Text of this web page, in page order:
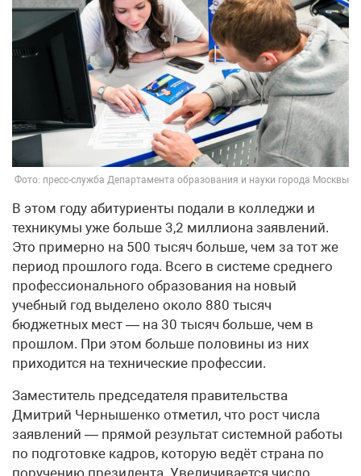
Фото: пресс-служба Департамента образования и науки города Москвы
В этом году абитуриенты подали в колледжи и
техникумы уже больше 3,2 миллиона заявлений.
Это примерно на 500 тысяч больше, чем за тот же
период прошлого года. Всего в системе среднего
профессионального образования на новый
учебный год выделено около 880 тысяч
бюджетных мест — на 30 тысяч больше, чем в
прошлом. При этом больше половины из них
приходится на технические профессии.
Заместитель председателя правительства
Дмитрий Чернышенко отметил, что рост числа
заявлений — прямой результат системной работы
по подготовке кадров, которую ведёт страна по
поручению президента. Увеличивается число